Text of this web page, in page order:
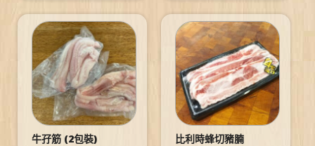
牛孖筋 (2包裝) 比利時蜂切豬腩